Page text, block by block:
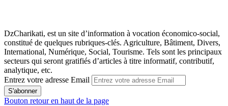
DzCharikati, est un site d’information à vocation économico-social,
constitué de quelques rubriques-clés. Agriculture, Bâtiment, Divers,
International, Numérique, Social, Tourisme. Tels sont les principaux
secteurs qui seront gratifiés d’articles à titre informatif, contributif,
analytique, etc.
Entrez votre adresse Email
Bouton retour en haut de la page